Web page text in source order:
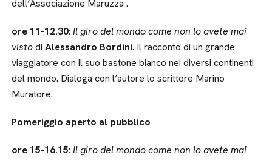
dell’Associazione Maruzza .
ore 11-12.30:Il giro del mondo come non lo avete mai
vistodiAlessandro Bordini. Il racconto di un grande
viaggiatore con il suo bastone bianco nei diversi continenti
del mondo. Dialoga con l’autore lo scrittore Marino
Muratore.
Pomeriggio aperto al pubblico
ore 15-16.15:Il giro del mondo come non lo avete mai